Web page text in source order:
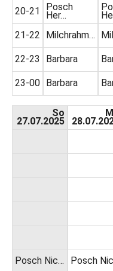
20-21
21-22
22-23
23-00
Posch
Her…
Milchrahm…
Barbara
Barbara
So
27.07.2025
Posch Nic… Posch